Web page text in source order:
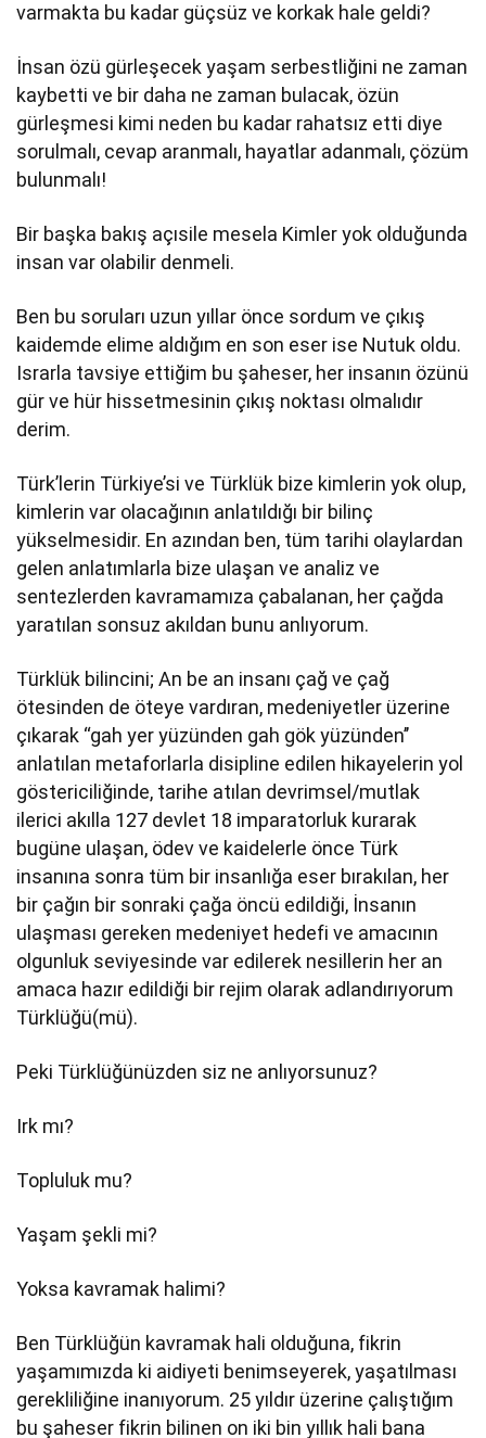
varmakta bu kadar güçsüz ve korkak hale geldi?
İnsan özü gürleşecek yaşam serbestliğini ne zaman
kaybetti ve bir daha ne zaman bulacak, özün
gürleşmesi kimi neden bu kadar rahatsız etti diye
sorulmalı, cevap aranmalı, hayatlar adanmalı, çözüm
bulunmalı!
Bir başka bakış açısile mesela Kimler yok olduğunda
insan var olabilir denmeli.
Ben bu soruları uzun yıllar önce sordum ve çıkış
kaidemde elime aldığım en son eser ise Nutuk oldu.
Israrla tavsiye ettiğim bu şaheser, her insanın özünü
gür ve hür hissetmesinin çıkış noktası olmalıdır
derim.
Türk’lerin Türkiye’si ve Türklük bize kimlerin yok olup,
kimlerin var olacağının anlatıldığı bir bilinç
yükselmesidir. En azından ben, tüm tarihi olaylardan
gelen anlatımlarla bize ulaşan ve analiz ve
sentezlerden kavramamıza çabalanan, her çağda
yaratılan sonsuz akıldan bunu anlıyorum.
Türklük bilincini; An be an insanı çağ ve çağ
ötesinden de öteye vardıran, medeniyetler üzerine
çıkarak ‘‘gah yer yüzünden gah gök yüzünden’’
anlatılan metaforlarla disipline edilen hikayelerin yol
göstericiliğinde, tarihe atılan devrimsel/mutlak
ilerici akılla 127 devlet 18 imparatorluk kurarak
bugüne ulaşan, ödev ve kaidelerle önce Türk
insanına sonra tüm bir insanlığa eser bırakılan, her
bir çağın bir sonraki çağa öncü edildiği, İnsanın
ulaşması gereken medeniyet hedefi ve amacının
olgunluk seviyesinde var edilerek nesillerin her an
amaca hazır edildiği bir rejim olarak adlandırıyorum
Türklüğü(mü).
Peki Türklüğünüzden siz ne anlıyorsunuz?
Irk mı?
Topluluk mu?
Yaşam şekli mi?
Yoksa kavramak halimi?
Ben Türklüğün kavramak hali olduğuna, fikrin
yaşamımızda ki aidiyeti benimseyerek, yaşatılması
gerekliliğine inanıyorum. 25 yıldır üzerine çalıştığım
bu şaheser fikrin bilinen on iki bin yıllık hali bana